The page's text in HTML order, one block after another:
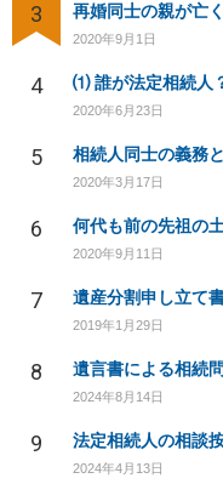
3
2020年9月1日
4
2020年6月23日
5 相続人同士の義務
2020年3月17日
6 何代も前の先祖の
2020年9月11日
7 遺産分割申し立て
2019年1月29日
8 遺言書による相続
2024年8月14日
9 法定相続人の相談
2024年4月13日